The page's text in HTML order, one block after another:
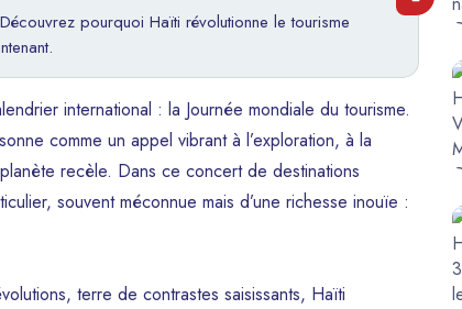
pourquoi Haïti révolutionne le tourisme
international : la Journée mondiale du tourisme.
comme un appel vibrant à l’exploration, à la
recèle. Dans ce concert de destinations
souvent méconnue mais d’une richesse inouïe :
terre de contrastes saisissants, Haïti